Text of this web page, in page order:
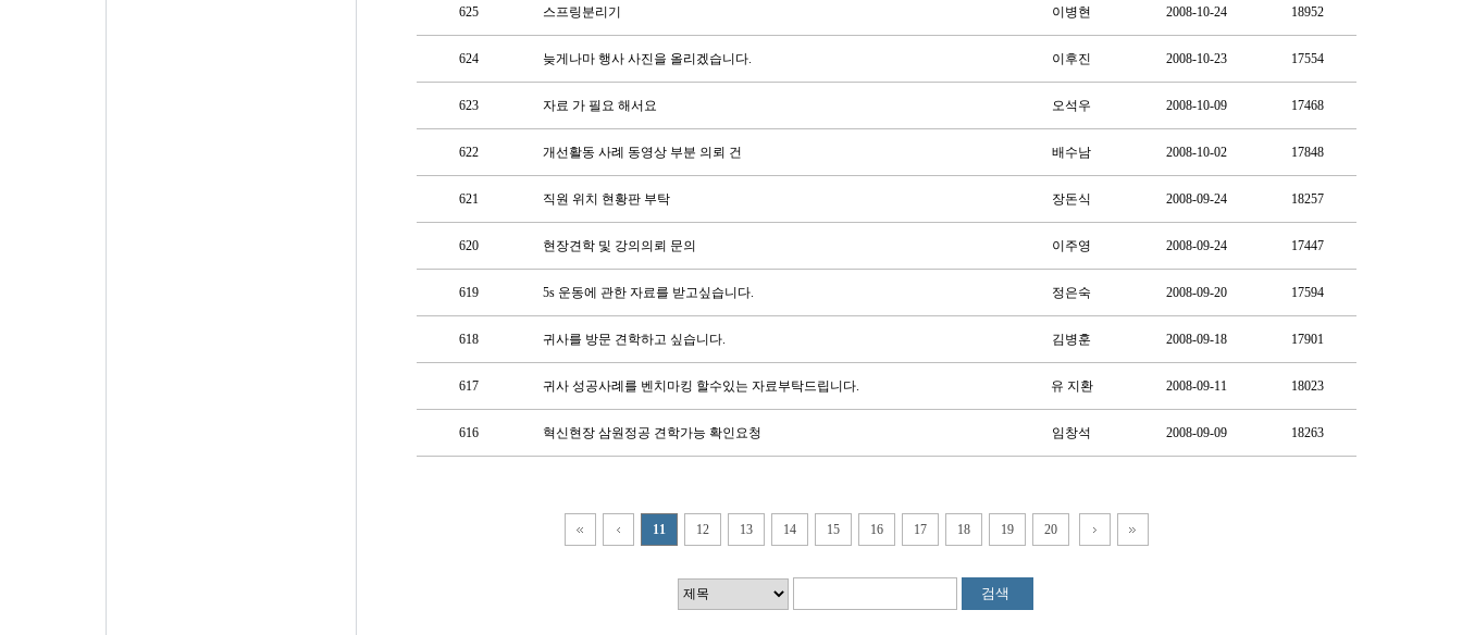
625 스프링분리기 이병현 2008-10-24 18952
624 늦게나마 행사 사진을 올리겠습니다. 이후진 2008-10-23 17554
623 자료 가 필요 해서요 오석우 2008-10-09 17468
622 개선활동 사례 동영상 부분 의뢰 건 배수남 2008-10-02 17848
621 직원 위치 현황판 부탁 장돈식 2008-09-24 18257
620 현장견학 및 강의의뢰 문의 이주영 2008-09-24 17447
619 5s 운동에 관한 자료를 받고싶습니다. 정은숙 2008-09-20 17594
618 귀사를 방문 견학하고 싶습니다. 김병훈 2008-09-18 17901
617 귀사 성공사례를 벤치마킹 할수있는 자료부탁드립니다. 유 지환 2008-09-11 18023
616 혁신현장 삼원정공 견학가능 확인요청 임창석 2008-09-09 18263
11 12 13 14 15 16 17 18 19 20